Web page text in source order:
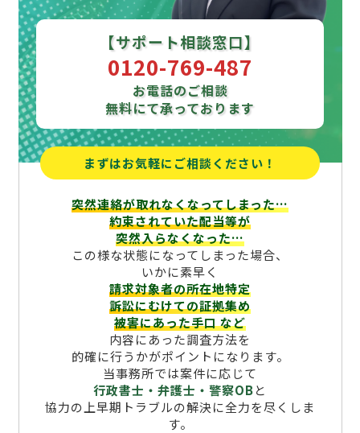
【サポート相談窓口】
0120-769-487
お電話のご相談
無料にて承っております
まずはお気軽にご相談ください！
突然連絡が取れなくなってしまった…
約束されていた配当等が
突然入らなくなった…
この様な状態になってしまった場合、
いかに素早く
請求対象者の所在地特定
訴訟にむけての証拠集め
被害にあった手口など
内容にあった調査方法を
的確に行うかがポイントになります。
当事務所では案件に応じて
行政書士・弁護士・警察OBと
協力の上早期トラブルの解決に全力を尽くしま
す。